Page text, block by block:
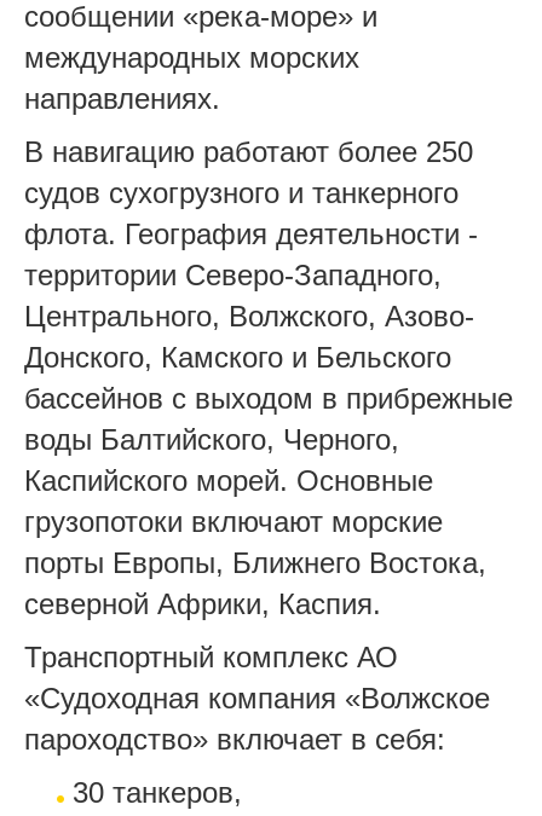
сообщении «река-море» и
международных морских
направлениях.
В навигацию работают более 250
судов сухогрузного и танкерного
флота. География деятельности -
территории Северо-Западного,
Центрального, Волжского, Азово-
Донского, Камского и Бельского
бассейнов с выходом в прибрежные
воды Балтийского, Черного,
Каспийского морей. Основные
грузопотоки включают морские
порты Европы, Ближнего Востока,
северной Африки, Каспия.
Транспортный комплекс АО
«Судоходная компания «Волжское
пароходство» включает в себя:
30 танкеров,